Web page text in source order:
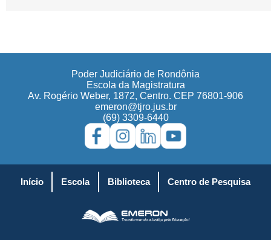
Poder Judiciário de Rondônia
Escola da Magistratura
Av. Rogério Weber, 1872, Centro. CEP 76801-906
emeron@tjro.jus.br
(69) 3309-6440
Início Escola Biblioteca Centro de Pesquisa